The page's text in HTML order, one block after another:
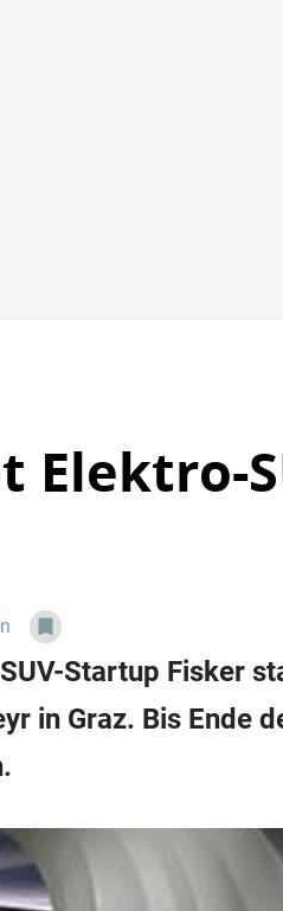
Elektro-
Startup Fisker
in Graz. Bis Ende